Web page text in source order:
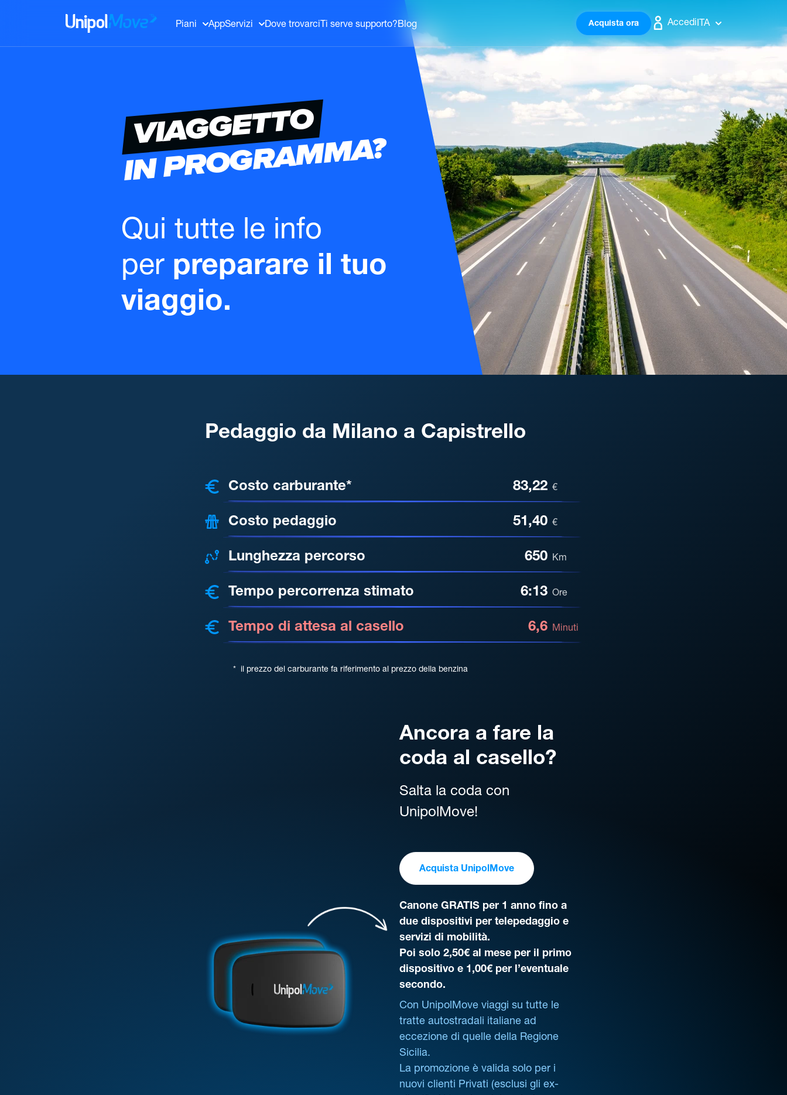
UnipolMove Piani AppServizi Dove trovarci Ti serve supporto?Blog Acquista ora AccediITA
VIAGGETTO
IN PROGRAMMA?
Qui tutte le info
per preparare il tuo
viaggio.
Pedaggio da Milano a Capistrello
Costo carburante* 83,22 €
Costo pedaggio 51,40 €
Lunghezza percorso 650 Km
Tempo percorrenza stimato 6:13 Ore
Tempo di attesa al casello 6,6 Minuti
* il prezzo del carburante fa riferimento al prezzo della benzina
Ancora a fare la
coda al casello?
Salta la coda con
UnipolMove!
Acquista UnipolMove
Canone GRATIS per 1 anno fino a
due dispositivi per telepedaggio e
servizi di mobilità.
Poi solo 2,50€ al mese per il primo
dispositivo e 1,00€ per l’eventuale
secondo.
Con UnipolMove viaggi su tutte le
tratte autostradali italiane ad
eccezione di quelle della Regione
Sicilia.
La promozione è valida solo per i
nuovi clienti Privati (esclusi gli ex-